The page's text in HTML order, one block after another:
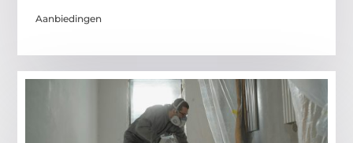
Aanbiedingen